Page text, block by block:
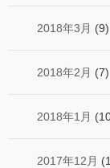
2018年3月 (9)
2018年2月 (7)
2018年1月
2017年12月